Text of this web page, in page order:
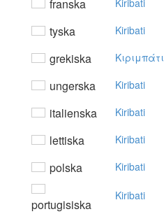
franska Kiribati
tyska Kiribati
grekiska Kιριμπάτι
ungerska Kiribati
italienska Kiribati
lettiska Kiribati
polska Kiribati
portugisiska
Kiribati